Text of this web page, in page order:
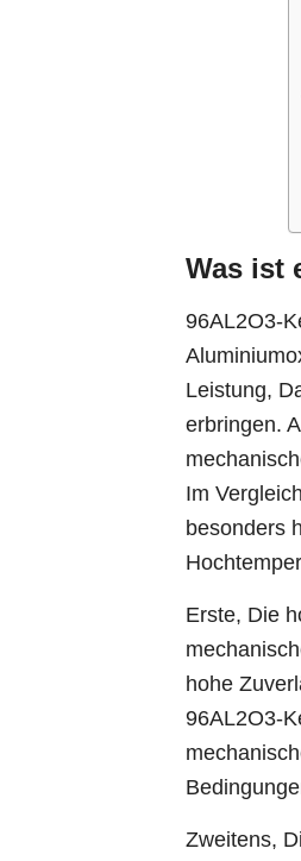
Was ist
96AL2O3-
Leistung,
erbringen.
Im
besonders
Erste, Die
hohe
96AL2O3-
Zweitens,